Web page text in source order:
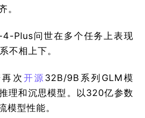
。
Plus问世在多个任务上表现
不相上下。
次 开源32B/9B系列GLM模
理和沉思模型。以320亿参数
模型性能。